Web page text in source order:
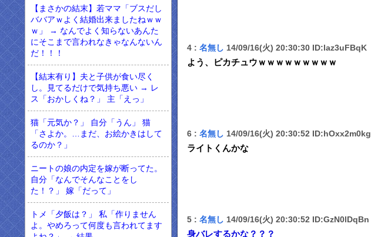
【まさかの結末】若ママ「ブスだし
ババアｗよく結婚出来ましたねｗｗ
ｗ」 → なんでよく知らないあんた
にそこまで言われなきゃなんないん
だ！！！
【結末有り】夫と子供が食い尽く
し。見てるだけで気持ち悪い → レ
ス「おかしくね？」 主「えっ」
猫「元気か？」 自分「うん」 猫
「さよか。…まだ、お絵かきはして
るのか？」
ニートの娘の内定を嫁が断ってた。
自分「なんでそんなことをし
た！？」 嫁「だって」
トメ「夕飯は？」 私「作りません
よ。やめろって何度も言われてます
4 : 名無し 14/09/16(火) 20:30:30 ID:laz3uFBqK
よう、ピカチュウｗｗｗｗｗｗｗｗｗ
6 : 名無し 14/09/16(火) 20:30:52 ID:hOxx2m0kg
ライトくんかな
5 : 名無し 14/09/16(火) 20:30:52 ID:GzN0lDqBn
身バレするかな？？？